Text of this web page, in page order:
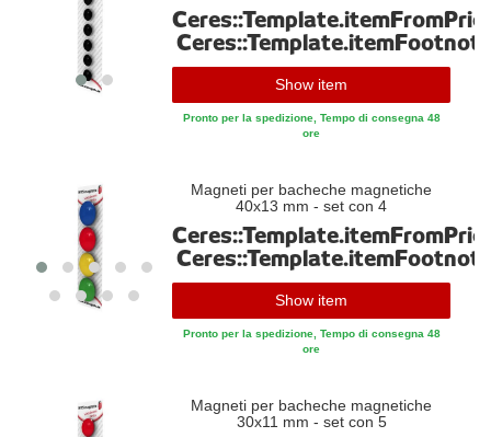
Un magnete per lavagne magnetiche non deve essere noioso e
modesto - la prova è il Flexman in tanti colori differenti! Serve
anche perfettamente come regalo perché quell'ometto colorato
trasmette allegria. Si può anche idealmente combinare con degli
altri magneti Flexman. Anche il magnete per lavagne magnetiche
Hangman è originale e forte e serve perfettamente per fissare dei
Magnete per lavagna magnetica, magnete per l'ufficio e molto di
Abbiamo tanti magneti differenti nel nostro grande assortimento!
Qui trovi non solo vernice magnetica, nastri e fogli magnetici, ma
naturalmente anche sfere magnetiche, magneti con base,
magneti per il frigorifero e cilindri magnetici. Il magnete con
gancio è anche molto utile. Sarei entusiasmato del grande
Ceres::Template.itemFootnote
Show item
Pronto per la spedizione, Tempo di consegna 48
ore
Magneti per bacheche magnetiche
40x13 mm - set con 4
Ceres::Template.itemFootnote
Show item
Pronto per la spedizione, Tempo di consegna 48
ore
Magneti per bacheche magnetiche
30x11 mm - set con 5